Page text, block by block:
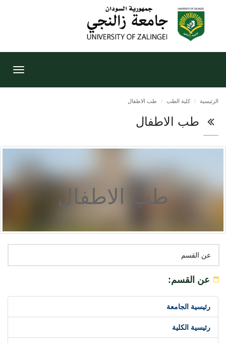
الرئيسية كلية الطب طب الاطفال
طب الاطفال
طب الاطفال
عن القسم
عن القسم:
رئيسية الجامعة
رئيسية الكلية